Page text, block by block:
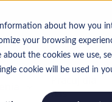
about how you
your browsing
the cookies we use,
cookie will be used in
nas